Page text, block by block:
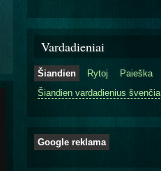
Vardadieniai
Šiandien Rytoj
Paieška
Šiandien vardadienius švenčia
Google reklama